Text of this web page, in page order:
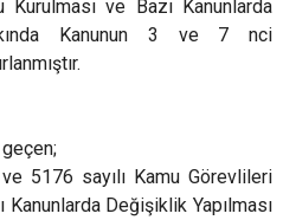
ve Bazı Kanunlarda
Kanunun 3 ve 7 nci
5176 sayılı Kamu Görevlileri
Kanunlarda Değişiklik Yapılması